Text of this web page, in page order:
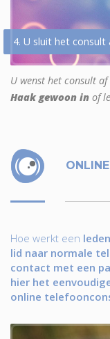
4. U sluit het consult
U wenst het consult
Haak gewoon in of
Hoe werkt een leden
lid naar normale
contact met een
hier het
online